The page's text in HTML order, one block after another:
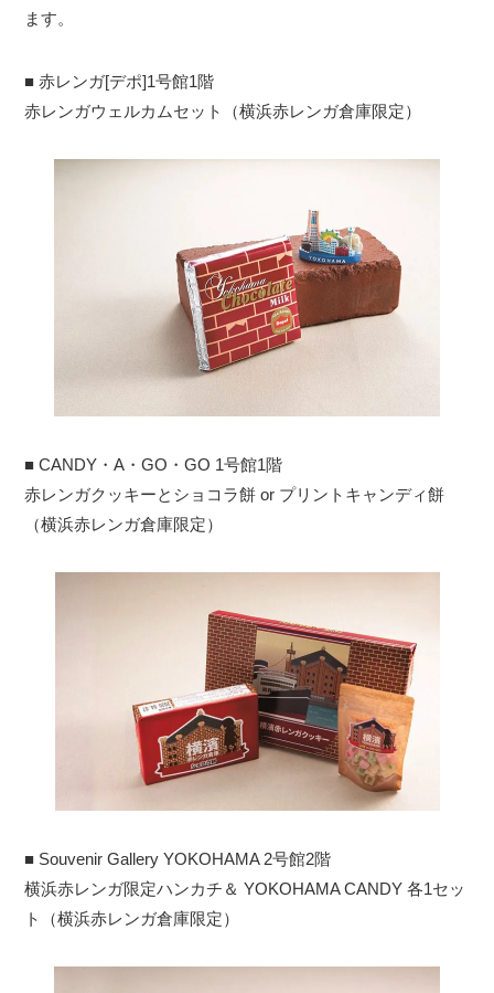
ます。
■ 赤レンガ[デポ]1号館1階
赤レンガウェルカムセット（横浜赤レンガ倉庫限定）
■ CANDY・A・GO・GO 1号館1階
赤レンガクッキーとショコラ餅 or プリントキャンディ餅
（横浜赤レンガ倉庫限定）
■ Souvenir Gallery YOKOHAMA 2号館2階
横浜赤レンガ限定ハンカチ＆ YOKOHAMA CANDY 各1セッ
ト（横浜赤レンガ倉庫限定）